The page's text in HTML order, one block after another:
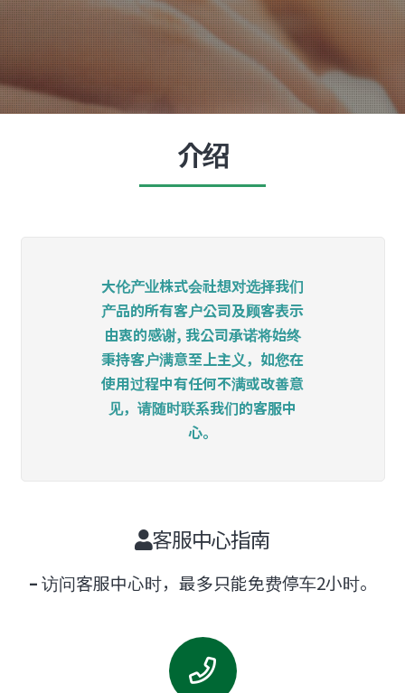
介绍
大伦产业株式会社想对选择我们
产品的所有客户公司及顾客表示
由衷的感谢, 我公司承诺将始终
秉持客户满意至上主义，如您在
使用过程中有任何不满或改善意
见，请随时联系我们的客服中
心。
客服中心指南
–访问客服中心时，最多只能免费停车2小时。